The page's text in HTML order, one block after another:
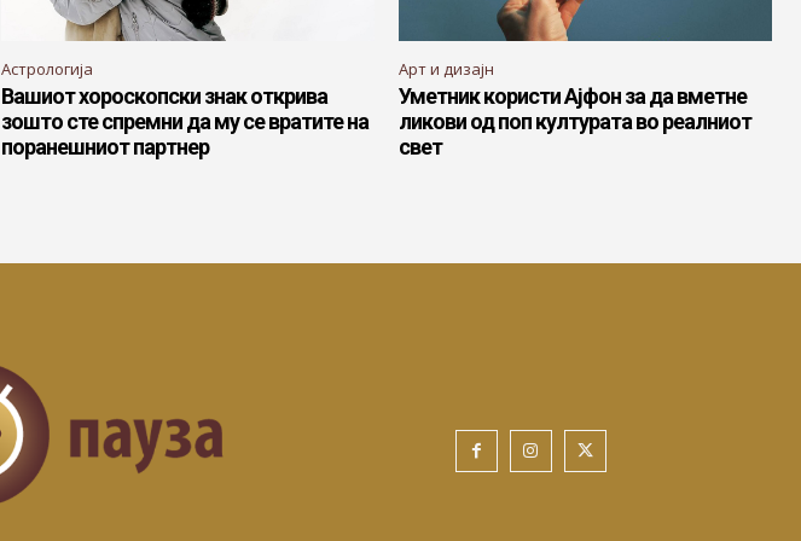
Астрологија
Вашиот хороскопски знак открива
зошто сте спремни да му се вратите на
поранешниот партнер
Арт и дизајн
Уметник користи Ајфон за да вметне
ликови од поп културата во реалниот
свет